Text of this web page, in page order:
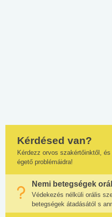
Kérdésed van?
Kérdezz orvos szakértőinktől,
égető problémáidra!
Nemi betegségek
Védekezés nélküli orális
betegségek átadásától s